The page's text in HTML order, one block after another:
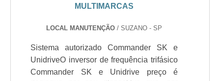
MULTIMARCAS
LOCAL MANUTENÇÃO / SUZANO - SP
Sistema autorizado Commander SK e
UnidriveO inversor de frequência trifásico
Commander SK e Unidrive preço é